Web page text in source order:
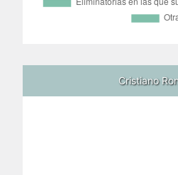
Cristiano